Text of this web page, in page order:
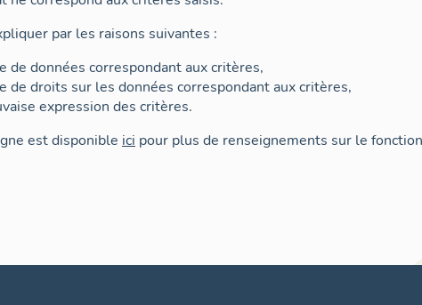
par les raisons suivantes :
de données correspondant aux critères,
de droits sur les données correspondant aux critères,
expression des critères.
est disponible ici pour plus de renseignements sur le